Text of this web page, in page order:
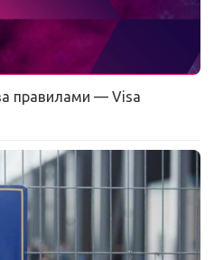
правилами — Visa